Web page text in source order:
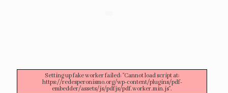
Setting up fake worker failed: "Cannot load script at:
https://redesperonismo.org/wp-content/plugins/pdf-
embedder/assets/js/pdfjs/pdf.worker.min.js".